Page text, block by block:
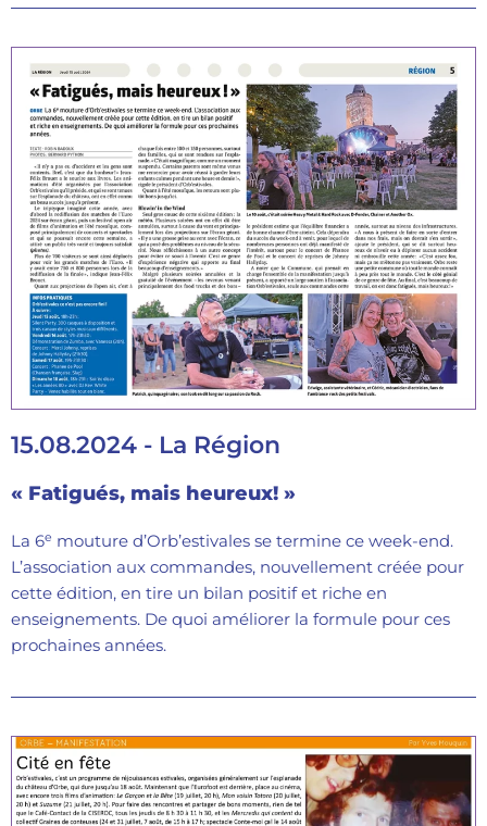
15.08.2024 - La Région
« Fatigués, mais heureux! »
La 6e mouture d’Orb’estivales se termine ce week-end.
L’association aux commandes, nouvellement créée pour
cette édition, en tire un bilan positif et riche en
enseignements. De quoi améliorer la formule pour ces
prochaines années.